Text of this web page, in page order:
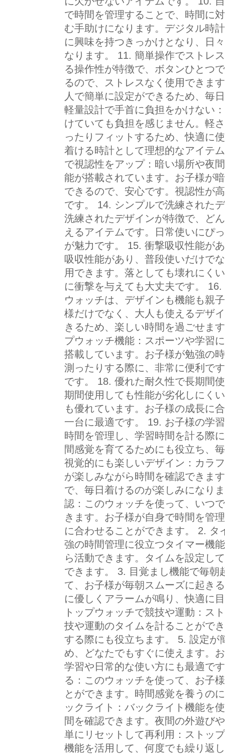
で時間を管理することで、時間に
む手助けになります。デジタル時
に興味を持つきっかけとなり、日
なります。 11. 簡単操作でストレ
る操作性が特徴で、ボタンひとつ
るので、ストレスなく使用できま
人で簡単に設定ができるため、毎
軽量設計で手首に負担をかけない
けていても負担を感じません。軽
ったりフィットするため、快適に
着ける時計として理想的なアイテ
で視認性をアップ：暗い場所や夜
能が搭載されています。お子様が
できるので、安心です。視認性が
です。 14. シンプルで洗練された
洗練されたデザインが特徴で、ど
えるアイテムです。日常使いにぴ
が魅力です。 15. 衝撃吸収性能が
吸収性能があり、普段使いだけで
用できます。落としても壊れにく
に衝撃を与えても大丈夫です。
ウォッチは、デザインも機能も親
様だけでなく、大人も使えるデザ
きるため、楽しい時間を過ごせま
プウォッチ機能：スポーツや学習
搭載しています。お子様が勉強の
測ったりする際に、非常に便利で
です。 18. 優れた耐久性で長期間
期間使用しても性能が劣化しにく
も優れています。お子様の成長に
一台に最適です。 19. お子様の学
時間を管理し、学習時間を計る際
間感覚を育てるためにも役立ち、
視覚的にも楽しいデザイン：カラ
が楽しみながら時間を確認できま
で、毎日着けるのが楽しみになり
認：このウォッチを使って、いつ
きます。お子様が自身で時間を管
に合わせることができます。 2.
強の時間管理に役立つタイマー機
ら活動できます。タイムを設定し
できます。 3. 目覚まし機能で毎朝
て、お子様が毎朝スムーズに起き
に優しくアラームが鳴り、快適に
トップウォッチで競技や運動：ス
技や運動のタイムを計ることがで
する際にも役立ちます。 5. 設定が
め、どなたでもすぐに使えます。
学習や日常的な使い方にも最適で
る：このウォッチを使って、お子
とができます。時間感覚を養うの
ックライト：バックライト機能を
間を確認できます。夜間の外遊び
単にリセットして再利用：ストッ
機能を活用して、何度でも繰り返